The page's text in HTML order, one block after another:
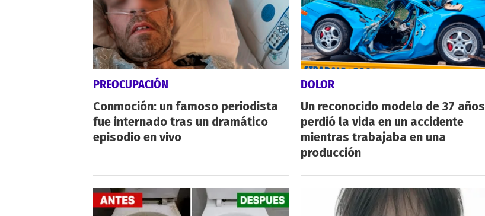
PREOCUPACIÓN
Conmoción: un famoso periodista
fue internado tras un dramático
episodio en vivo
DOLOR
Un reconocido modelo de 37 años
perdió la vida en un accidente
mientras trabajaba en una
producción